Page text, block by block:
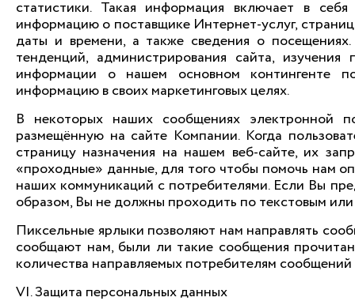
статистики. Такая информация включает в
информацию о поставщике Интернет-услуг,
даты и времени, а также сведения о
тенденций, администрирования сайта,
информации о нашем основном контингенте
информацию в своих маркетинговых целях.
В некоторых наших сообщениях электронной
размещённую на сайте Компании. Когда
страницу назначения на нашем веб-сайте, их
«проходные» данные, для того чтобы помочь нам
наших коммуникаций с потребителями. Если Вы
образом, Вы не должны проходить по текстовым
Пиксельные ярлыки позволяют нам направлять
сообщают нам, были ли такие сообщения
количества направляемых потребителям
VI. Защита персональных данных